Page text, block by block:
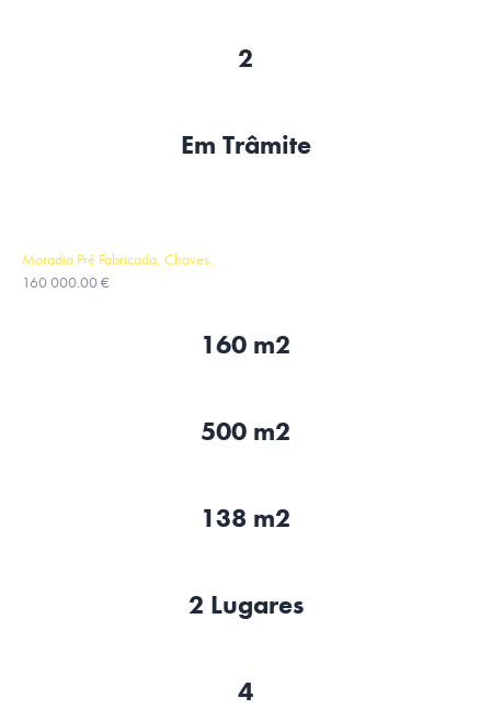
2
Em Trâmite
Moradia Pré Fabricada, Chaves.
160 000.00 €
160 m2
500 m2
138 m2
2 Lugares
4